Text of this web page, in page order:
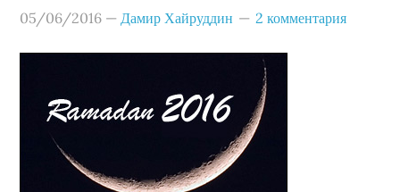
05/06/2016 —Дамир Хайруддин 2 комментария